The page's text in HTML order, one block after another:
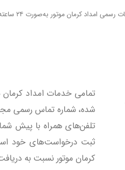
امداد کرمان موتور به‌صورت ۲۴ ساعته.
تمامی خدمات امداد کرمان
شده، شماره تماس رسمی
ثبت درخواست‌های خود
کرمان موتور نسبت به